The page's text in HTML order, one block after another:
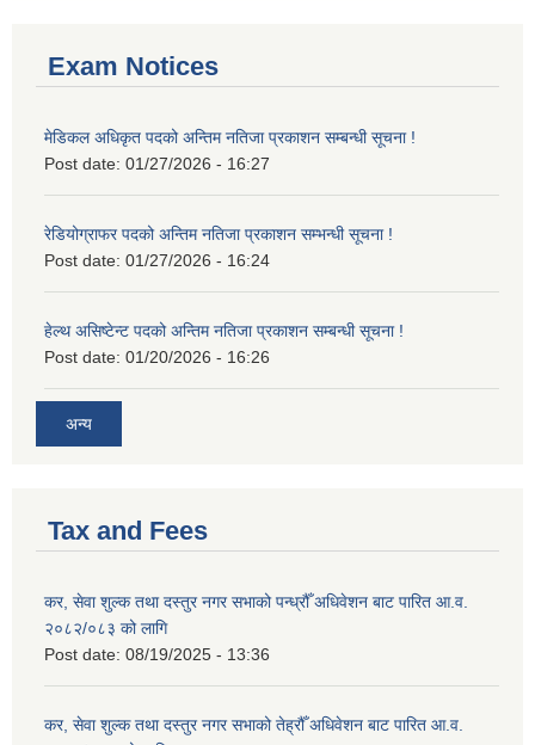
Exam Notices
मेडिकल अधिकृत पदको अन्तिम नतिजा प्रकाशन सम्बन्धी सूचना !
Post date: 01/27/2026 - 16:27
रेडियोग्राफर पदको अन्तिम नतिजा प्रकाशन सम्भन्धी सूचना !
Post date: 01/27/2026 - 16:24
हेल्थ असिष्टेन्ट पदको अन्तिम नतिजा प्रकाशन सम्बन्धी सूचना !
Post date: 01/20/2026 - 16:26
अन्य
Tax and Fees
कर, सेवा शुल्क तथा दस्तुर नगर सभाको पन्ध्रौँ अधिवेशन बाट पारित आ.व.
२०८२/०८३ को लागि
Post date: 08/19/2025 - 13:36
कर, सेवा शुल्क तथा दस्तुर नगर सभाको तेह्रौँ अधिवेशन बाट पारित आ.व.